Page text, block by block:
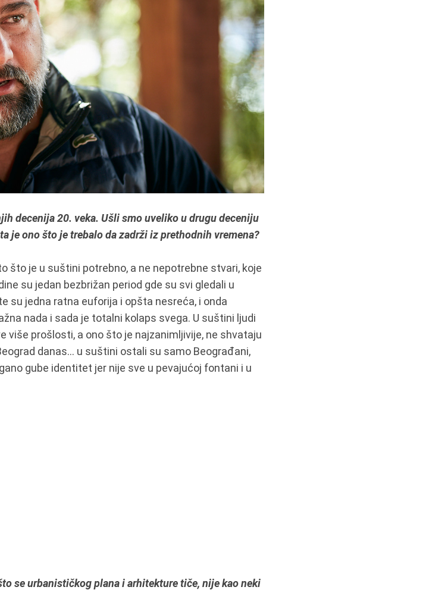
decenija 20. veka. Ušli smo uveliko u drugu deceniju
je ono što je trebalo da zadrži iz prethodnih vremena?
što je u suštini potrebno, a ne nepotrebne stvari, koje
su jedan bezbrižan period gde su svi gledali u
su jedna ratna euforija i opšta nesreća, i onda
nada i sada je totalni kolaps svega. U suštini ljudi
više prošlosti, a ono što je najzanimljivije, ne shvataju
danas... u suštini ostali su samo Beograđani,
gube identitet jer nije sve u pevajućoj fontani i u
se urbanističkog plana i arhitekture tiče, nije kao neki